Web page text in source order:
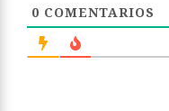
0 COMENTARIOS